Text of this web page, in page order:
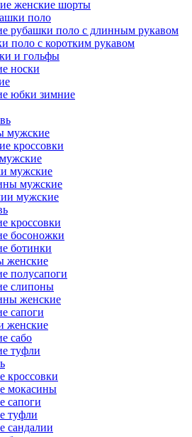
женские шорты
поло
рубашки поло с длинным рукавом
поло с коротким рукавом
и гольфы
носки
юбки зимние
мужские
кроссовки
мужские
мужские
мужские
кроссовки
босоножки
ботинки
женские
полусапоги
слипоны
женские
сапоги
женские
сабо
туфли
кроссовки
мокасины
сапоги
туфли
сандалии